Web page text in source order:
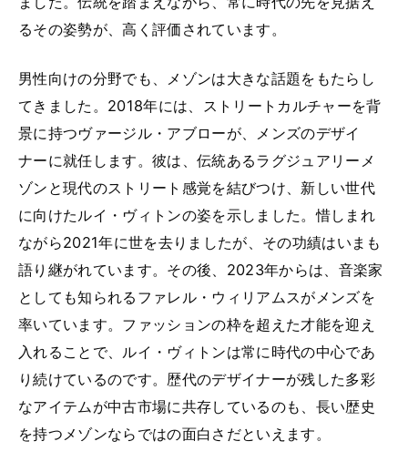
るその姿勢が、高く評価されています。
男性向けの分野でも、メゾンは大きな話題をもたらし
てきました。2018年には、ストリートカルチャーを背
景に持つヴァージル・アブローが、メンズのデザイ
ナーに就任します。彼は、伝統あるラグジュアリーメ
ゾンと現代のストリート感覚を結びつけ、新しい世代
に向けたルイ・ヴィトンの姿を示しました。惜しまれ
ながら2021年に世を去りましたが、その功績はいまも
語り継がれています。その後、2023年からは、音楽家
としても知られるファレル・ウィリアムスがメンズを
率いています。ファッションの枠を超えた才能を迎え
入れることで、ルイ・ヴィトンは常に時代の中心であ
り続けているのです。歴代のデザイナーが残した多彩
なアイテムが中古市場に共存しているのも、長い歴史
を持つメゾンならではの面白さだといえます。